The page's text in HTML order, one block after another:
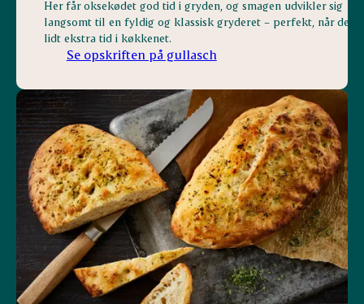
Her får oksekødet god tid i gryden, og smagen udvikler sig
langsomt til en fyldig og klassisk gryderet – perfekt, når der
lidt ekstra tid i køkkenet.
Se opskriften på gullasch